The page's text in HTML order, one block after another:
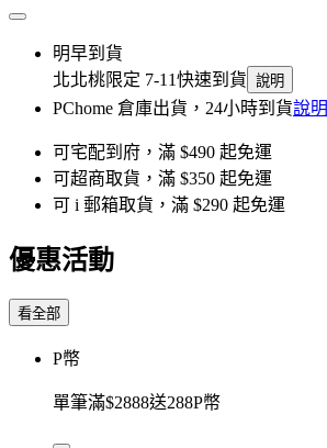
明早到貨
北北桃限定 7-11快速到貨 說明
PChome 倉庫出貨，24小時到貨說明
可宅配到府，滿 $490 起免運
可超商取貨，滿 $350 起免運
可 i 郵箱取貨，滿 $290 起免運
優惠活動
看全部
P幣
單筆滿$2888送288P幣